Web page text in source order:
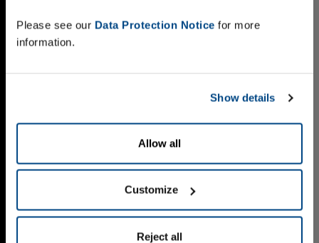
Please see our Data Protection Notice for more
information.
Show details
Allow all
Customize
Reject all